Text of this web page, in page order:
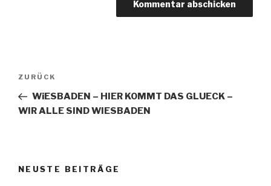
Beitragsnavigation
Vorheriger
Beitrag
ZURÜCK
WiESBADEN – HIER KOMMT DAS GLUECK –
WIR ALLE SIND WIESBADEN
NEUSTE BEITRÄGE